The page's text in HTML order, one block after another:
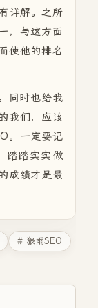
详解。之所
，与这方面
使他的排名
同时也给我
我们，应该
。一定要记
踏踏实实做
成绩才是最
# 狼雨SEO